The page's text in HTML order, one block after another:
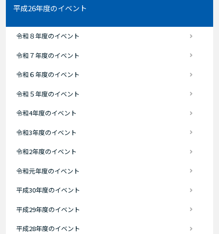
平成26年度のイベント
令和８年度のイベント
令和７年度のイベント
令和６年度のイベント
令和５年度のイベント
令和4年度のイベント
令和3年度のイベント
令和2年度のイベント
令和元年度のイベント
平成30年度のイベント
平成29年度のイベント
平成28年度のイベント